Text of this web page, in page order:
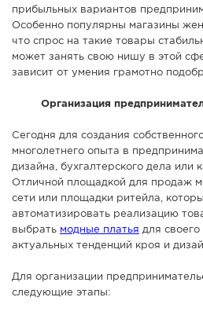
КАМЕРЫ
КОНКУРСЫ
СТАТЬИ
ГОЛОСОВАНИЯ
ПРЕДЛОЖИТЬ НОВОСТЬ
ФОТО
прибыльных вариантов
Особенно популярны магазины
что спрос на такие товары
может занять свою нишу в этой
зависит от умения грамотно
Организация
Сегодня для создания
многолетнего опыта в
дизайна, бухгалтерского дела или
Отличной площадкой для продаж
сети или площадки ритейла,
автоматизировать реализацию
выбрать модные платья для своего
актуальных тенденций кроя и
Для организации
следующие этапы: